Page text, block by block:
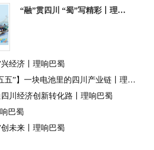
“融”贯四川 “蜀”写精彩丨理响巴蜀
兴经济丨理响巴蜀
”】一块电池里的四川产业链丨理响巴蜀
川经济创新转化路丨理响巴蜀
巴蜀
创未来丨理响巴蜀